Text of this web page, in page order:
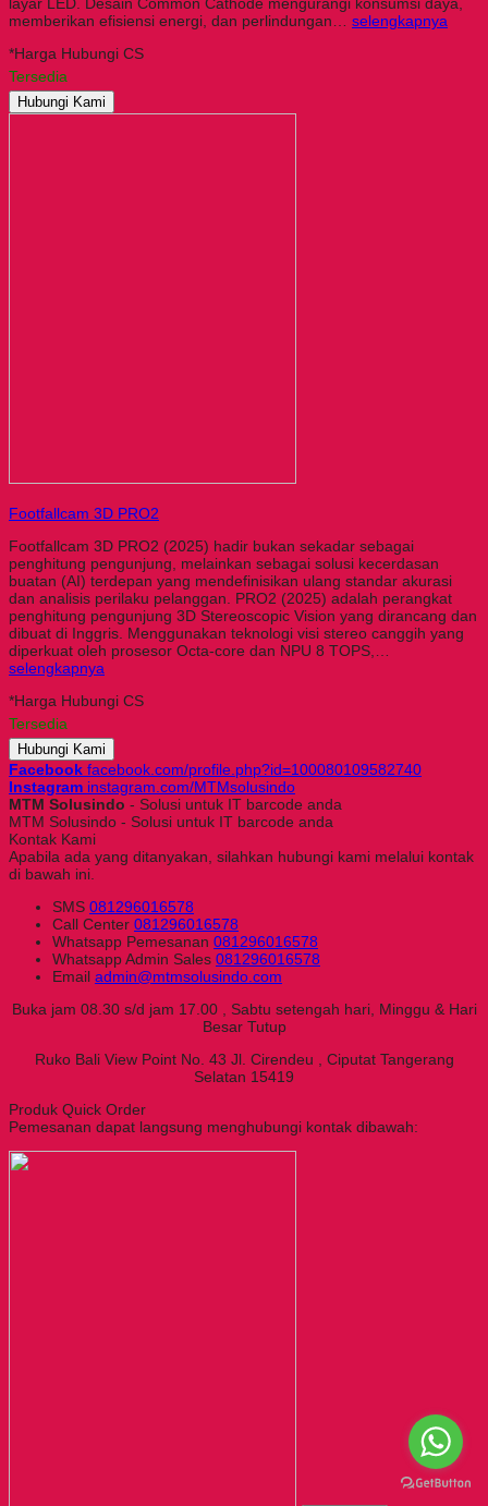
memberikan efisiensi energi, dan perlindungan… selengkapnya
*Harga Hubungi CS
Tersedia
Hubungi Kami
Footfallcam 3D PRO2
Footfallcam 3D PRO2 (2025) hadir bukan sekadar sebagai
penghitung pengunjung, melainkan sebagai solusi kecerdasan
buatan (AI) terdepan yang mendefinisikan ulang standar akurasi
dan analisis perilaku pelanggan. PRO2 (2025) adalah perangkat
penghitung pengunjung 3D Stereoscopic Vision yang dirancang dan
dibuat di Inggris. Menggunakan teknologi visi stereo canggih yang
diperkuat oleh prosesor Octa-core dan NPU 8 TOPS,…
selengkapnya
*Harga Hubungi CS
Tersedia
Hubungi Kami
Facebook facebook.com/profile.php?id=100080109582740
Instagram instagram.com/MTMsolusindo
MTM Solusindo - Solusi untuk IT barcode anda
MTM Solusindo - Solusi untuk IT barcode anda
Kontak Kami
Apabila ada yang ditanyakan, silahkan hubungi kami melalui kontak
di bawah ini.
SMS 081296016578
Call Center 081296016578
Whatsapp Pemesanan 081296016578
WhatsappAdmin Sales 081296016578
Email admin@mtmsolusindo.com
Buka jam 08.30 s/d jam 17.00 , Sabtu setengah hari, Minggu & Hari
Besar Tutup
Ruko Bali View Point No. 43 Jl. Cirendeu , Ciputat Tangerang
Selatan 15419
Produk Quick Order
Pemesanan dapat langsung menghubungi kontak dibawah: